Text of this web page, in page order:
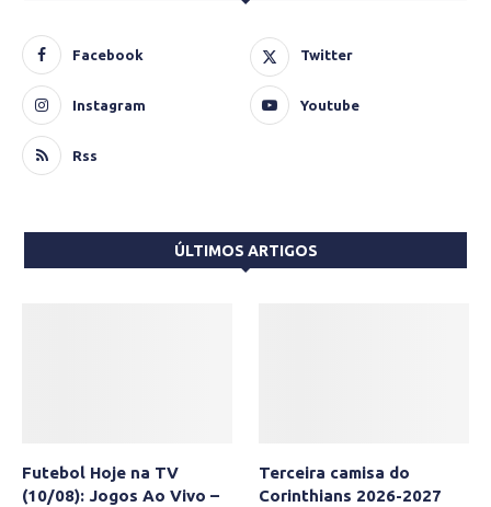
Facebook Twitter
Instagram Youtube
Rss
ÚLTIMOS ARTIGOS
Futebol Hoje na TV
(10/08): Jogos Ao Vivo –
Terceira camisa do
Corinthians 2026-2027